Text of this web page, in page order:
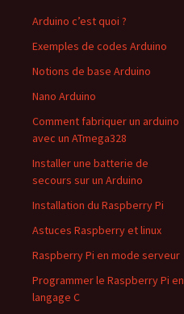
Arduino c’est quoi ?
Exemples de codes Arduino
Notions de base Arduino
Nano Arduino
Comment fabriquer un arduino
avec un ATmega328
Installer une batterie de
secours sur un Arduino
Installation du Raspberry Pi
Astuces Raspberry et linux
Raspberry Pi en mode serveur
Programmer le Raspberry Pi en
langage C